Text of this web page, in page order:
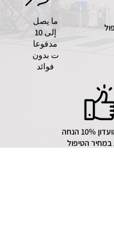
ما يصل
إلى 10
مدفوعا
ت بدون
فوائد
לחברי מועדון 10% הנחה
במחיר הטיפול